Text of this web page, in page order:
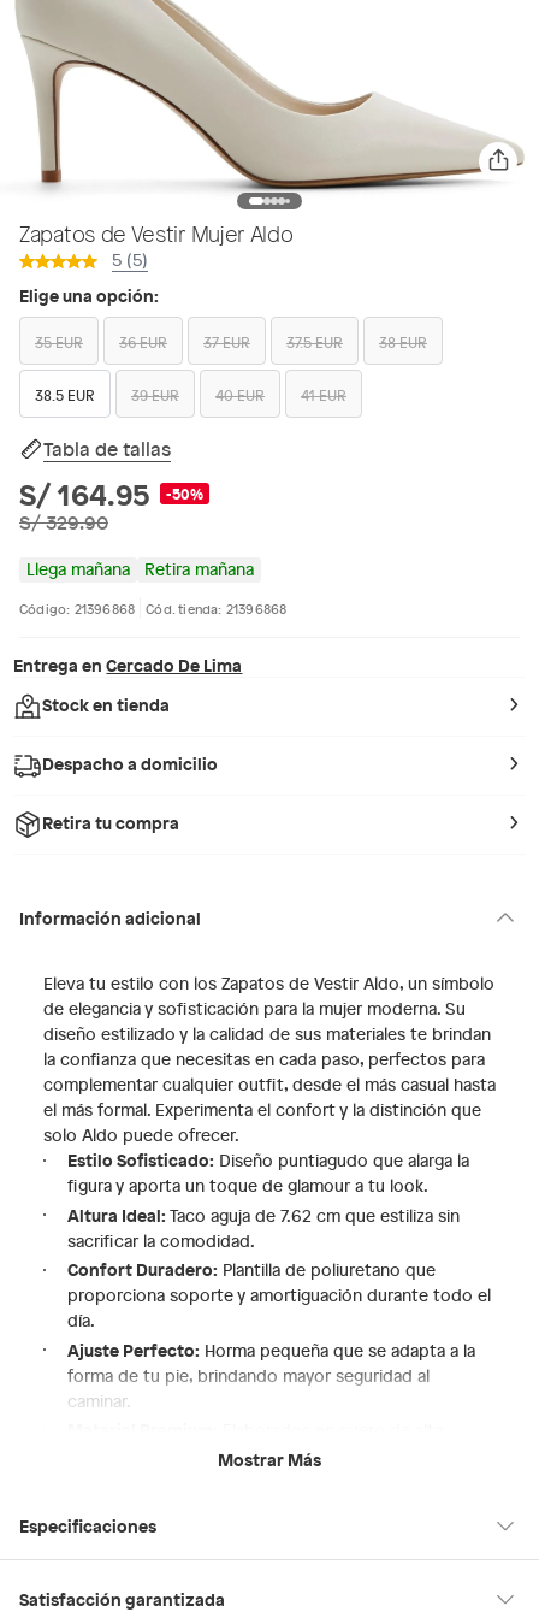
Zapatos de Vestir Mujer Aldo
5 (5)
Elige una opción:
35 EUR 36 EUR 37 EUR 37.5 EUR 38 EUR
38.5 EUR 39 EUR 40 EUR 41 EUR
Tabla de tallas
S/ 164.95 -50%
S/ 329.90
Llega mañana Retira mañana
Código: 21396868 Cód. tienda: 21396868
Entrega en Cercado De Lima
Stock en tienda
Despacho a domicilio
Retira tu compra
Información adicional
Eleva tu estilo con los Zapatos de Vestir Aldo, un símbolo
de elegancia y sofisticación para la mujer moderna. Su
diseño estilizado y la calidad de sus materiales te brindan
la confianza que necesitas en cada paso, perfectos para
complementar cualquier outfit, desde el más casual hasta
el más formal. Experimenta el confort y la distinción que
solo Aldo puede ofrecer.
Estilo Sofisticado: Diseño puntiagudo que alarga la
figura y aporta un toque de glamour a tu look.
Altura Ideal: Taco aguja de 7.62 cm que estiliza sin
sacrificar la comodidad.
Confort Duradero: Plantilla de poliuretano que
proporciona soporte y amortiguación durante todo el
día.
Ajuste Perfecto: Horma pequeña que se adapta a la
forma de tu pie, brindando mayor seguridad al
caminar.
calidad para una mayor durabilidad y un acabado
Mostrar Más
Especificaciones
Condicion del
Satisfacción garantizada